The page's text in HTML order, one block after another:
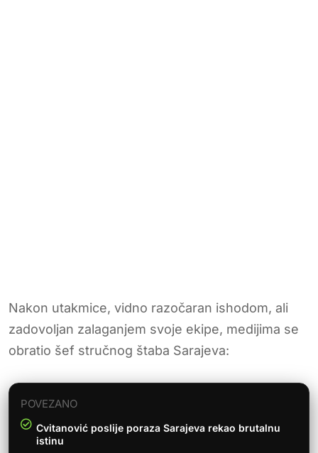
Nakon utakmice, vidno razočaran ishodom, ali
zadovoljan zalaganjem svoje ekipe, medijima se
obratio šef stručnog štaba Sarajeva:
POVEZANO
Cvitanović poslije poraza Sarajeva rekao brutalnu
istinu